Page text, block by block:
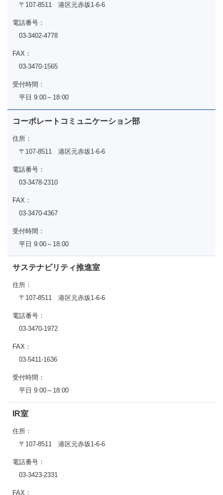
〒107-8511 港区元赤坂1-6-6
電話番号：
03-3402-4778
FAX：
03-3470-1565
受付時間：
平日 9:00～18:00
コーポレートコミュニケーション部
住所：
〒107-8511 港区元赤坂1-6-6
電話番号：
03-3478-2310
FAX：
03-3470-4367
受付時間：
平日 9:00～18:00
サステナビリティ推進室
住所：
〒107-8511 港区元赤坂1-6-6
電話番号：
03-3470-1972
FAX：
03-5411-1636
受付時間：
平日 9:00～18:00
IR室
住所：
〒107-8511 港区元赤坂1-6-6
電話番号：
03-3423-2331
FAX：